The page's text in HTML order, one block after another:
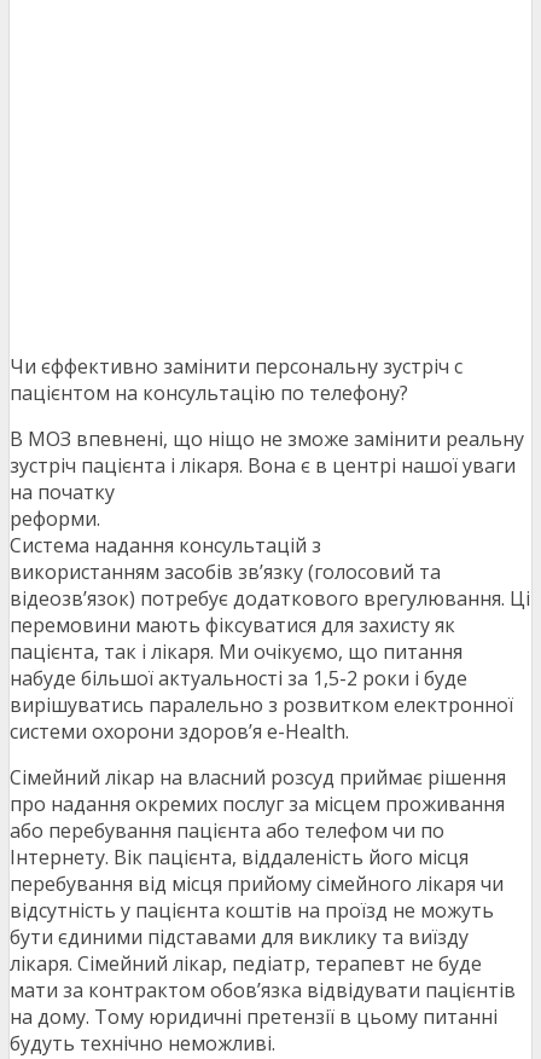
Чи єффективно замінити персональну зустріч с
пацієнтом на консультацію по телефону?
В МОЗ впевнені, що ніщо не зможе замінити реальну
зустріч пацієнта і лікаря. Вона є в центрі нашої уваги
на початку
реформи.
Система надання консультацій з
використанням засобів зв’язку (голосовий та
відеозв’язок) потребує додаткового врегулювання. Ці
перемовини мають фіксуватися для захисту як
пацієнта, так і лікаря. Ми очікуємо, що питання
набуде більшої актуальності за 1,5-2 роки і буде
вирішуватись паралельно з розвитком електронної
системи охорони здоров’я e-Health.
Сімейний лікар на власний розсуд приймає рішення
про надання окремих послуг за місцем проживання
або перебування пацієнта або телефом чи по
Інтернету. Вік пацієнта, віддаленість його місця
перебування від місця прийому сімейного лікаря чи
відсутність у пацієнта коштів на проїзд не можуть
бути єдиними підставами для виклику та виїзду
лікаря. Сімейний лікар, педіатр, терапевт не буде
мати за контрактом обов’язка відвідувати пацієнтів
на дому. Тому юридичні претензії в цьому питанні
будуть технічно неможливі.